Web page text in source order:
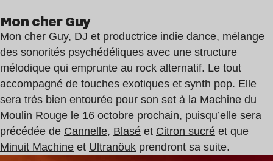
Mon cher Guy
Mon cher Guy, DJ et productrice indie dance, mélange
des sonorités psychédéliques avec une structure
mélodique qui emprunte au rock alternatif. Le tout
accompagné de touches exotiques et synth pop. Elle
sera très bien entourée pour son set à la Machine du
Moulin Rouge le 16 octobre prochain, puisqu’elle sera
précédée de Cannelle, Blasé et Citron sucré et que
Minuit Machine et Ultranöuk prendront sa suite.